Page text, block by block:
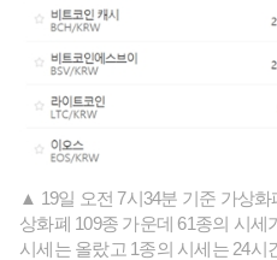
▲ 19일 오전 7시34분 기준 가상
상화폐 109종 가운데 61종의 시세
시세는 올랐고 1종의 시세는 24시